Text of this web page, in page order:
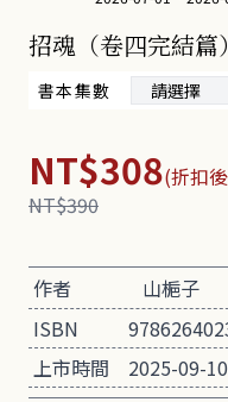
招魂（卷四完結篇）
書本集數
NT$308(折扣
NT$390
作者
山梔子
ISBN
上市時間
2025-09-10